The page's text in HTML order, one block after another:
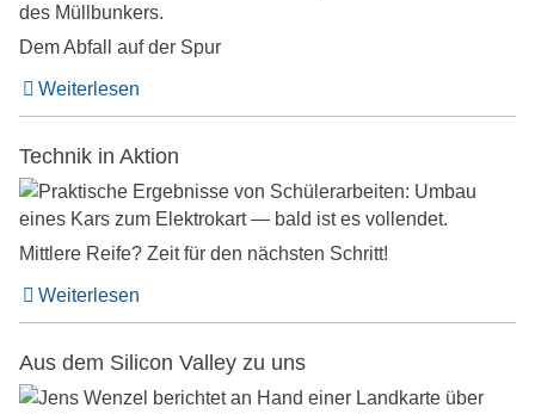
Dem Abfall auf der Spur
Weiterlesen
Technik in Aktion
Mittlere Reife? Zeit für den nächsten Schritt!
Weiterlesen
Aus dem Silicon Valley zu uns